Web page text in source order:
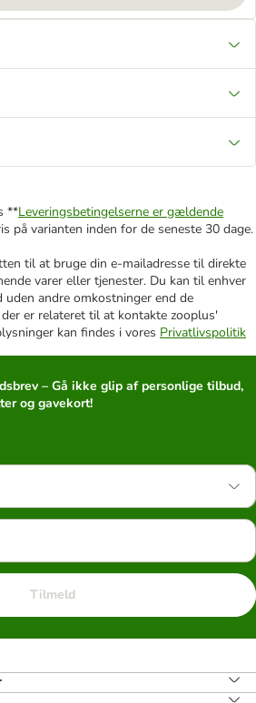
**Leveringsbetingelserne er gældende
på varianten inden for de seneste 30 dage.
til at bruge din e-mailadresse til direkte
varer eller tjenester. Du kan til enhver
andre omkostninger end de
er relateret til at kontakte zooplus'
kan findes i vores Privatlivspolitik
– Gå ikke glip af personlige tilbud,
og gavekort!
Tilmeld